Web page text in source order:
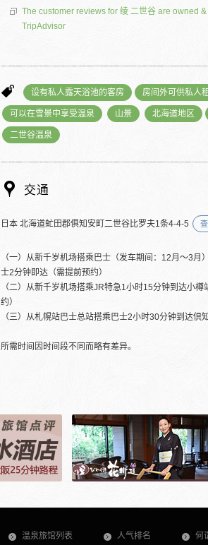
The customer reviews for 绫 二世谷 are owned
TripAdvisor
设有私人露天浴池的客房 房间外可供私人
可以在雪景中享受温泉 山景 北海道地区
二世谷温泉
交通
日本 北海道虻田郡俱知安町二世谷比罗夫1条4-4-5
（一）从新千岁机场搭乘巴士（发车期间：12月～3
士2分钟即达（需提前预约）
（二）从新千岁机场搭乘JR特急1小时15分钟到达小
约）
（三）从札幌站巴士总站搭乘巴士2小时30分钟到达
所需时间因时间段不同而略有差异。
温泉旅馆列表 人气排名 何